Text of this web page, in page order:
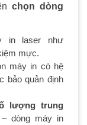
chọn dòng
in laser như
mực.
máy in có hệ
bảo quản định
lượng trung
– dòng máy in